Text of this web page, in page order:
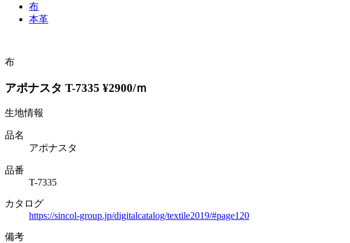
布
本革
布
アポナスタ T-7335 ¥2900/ｍ
生地情報
品名
アポナスタ
品番
T-7335
カタログ
https://sincol-group.jp/digitalcatalog/textile2019/#page120
備考